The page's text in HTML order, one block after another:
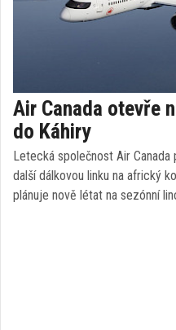
Air Canada otevře
do Káhiry
Letecká společnost Air
další dálkovou linku na africký
plánuje nově létat na sezónní